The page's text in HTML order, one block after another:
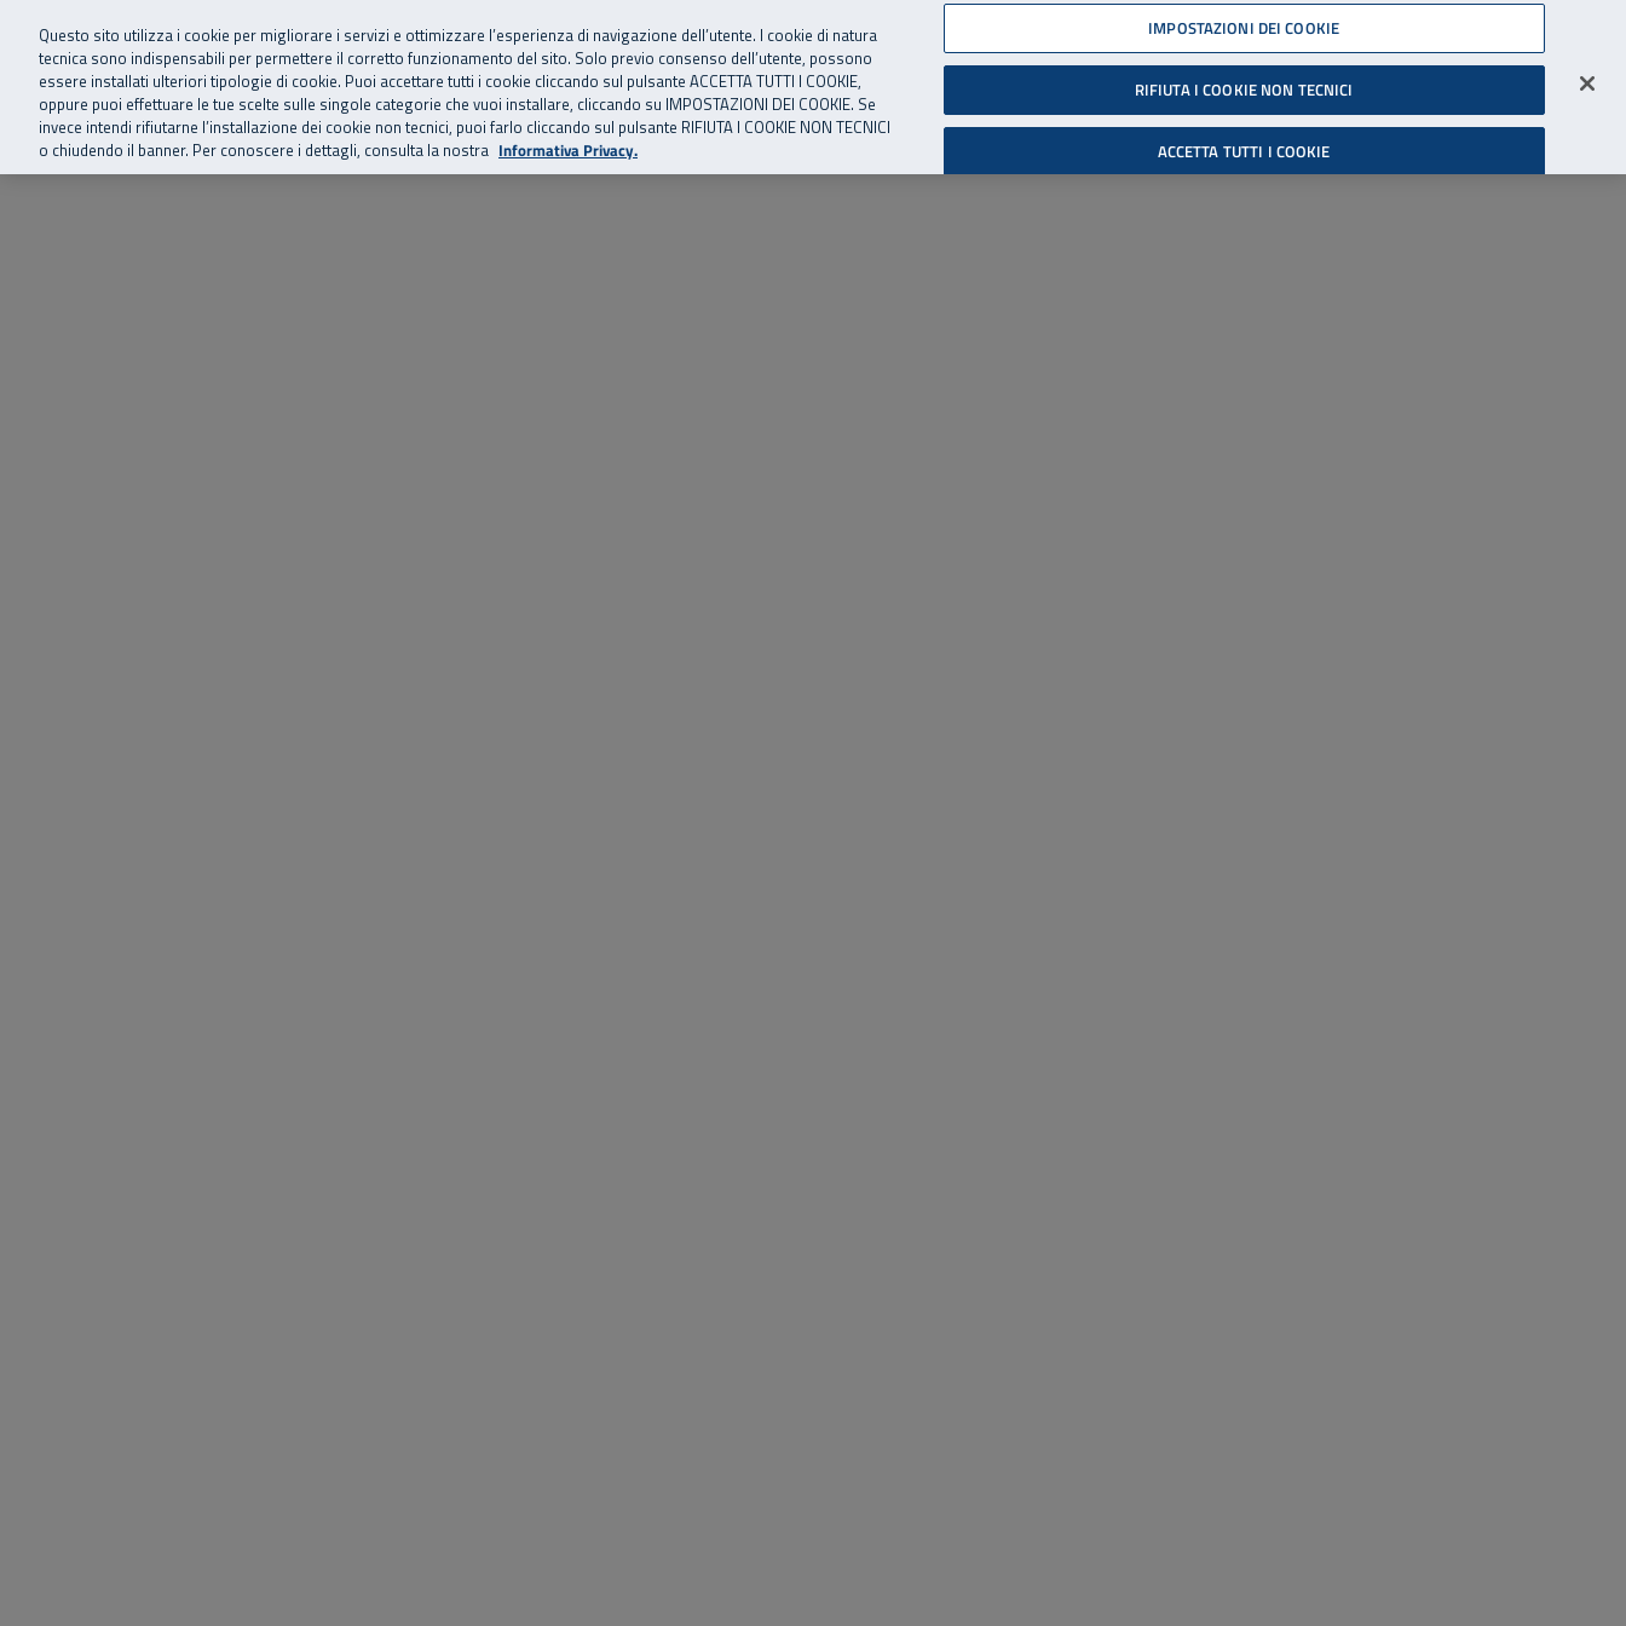
Vai al menu principale
Vai al contenuto principale
Vai al Footer 06 45539607
SuperAbile - il Contact Center Inail per il mondo della disabilità
Home Chi siamo Storie, news ed eventi Risorse utili Supporto Accessibilità
Cerca
Accedi all'area riservata
Questo sito utilizza i cookie per migliorare i servizi e ottimizzare l’esperienza di navigazione dell’utente. I cookie di natura
tecnica sono indispensabili per permettere il corretto funzionamento del sito. Solo previo consenso dell’utente, possono
essere installati ulteriori tipologie di cookie. Puoi accettare tutti i cookie cliccando sul pulsante ACCETTA TUTTI I COOKIE,
oppure puoi effettuare le tue scelte sulle singole categorie che vuoi installare, cliccando su IMPOSTAZIONI DEI COOKIE. Se
invece intendi rifiutarne l’installazione dei cookie non tecnici, puoi farlo cliccando sul pulsante RIFIUTA I COOKIE NON TECNICI
o chiudendo il banner. Per conoscere i dettagli, consulta la nostra Informativa Privacy.
IMPOSTAZIONI DEI COOKIE
RIFIUTA I COOKIE NON TECNICI
ACCETTA TUTTI I COOKIE